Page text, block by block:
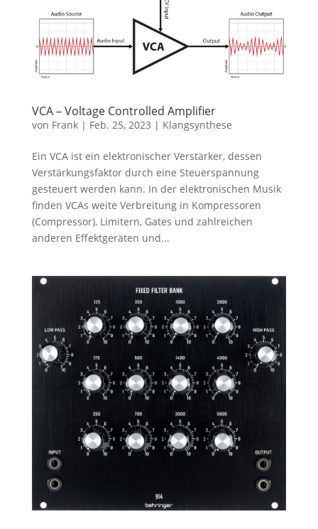
VCA – Voltage Controlled Amplifier
von Frank| Feb. 25, 2023 | Klangsynthese
Ein VCA ist ein elektronischer Verstärker, dessen
Verstärkungsfaktor durch eine Steuerspannung
gesteuert werden kann. In der elektronischen Musik
finden VCAs weite Verbreitung in Kompressoren
(Compressor), Limitern, Gates und zahlreichen
anderen Effektgeräten und...